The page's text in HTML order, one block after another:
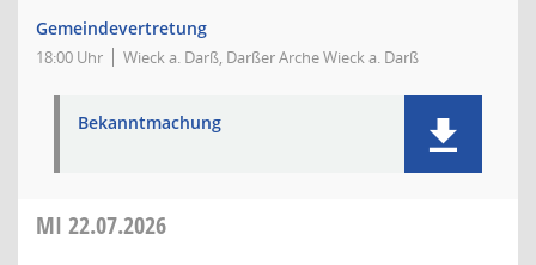
Gemeindevertretung
18:00 Uhr Wieck a. Darß, Darßer Arche Wieck a. Darß
Bekanntmachung
MI 22.07.2026